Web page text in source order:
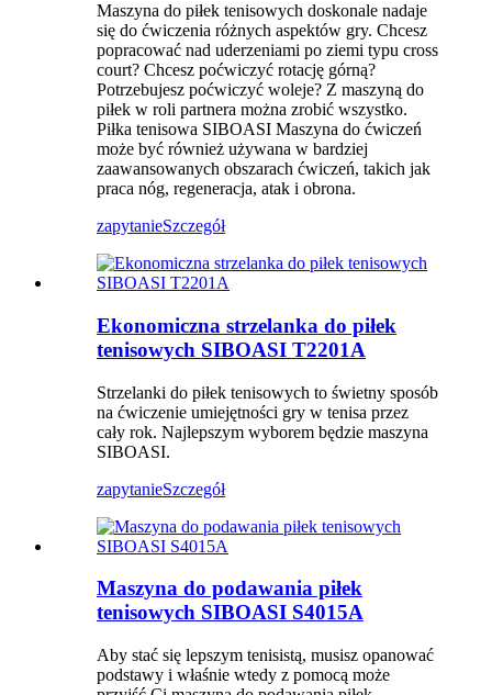
Maszyna do piłek tenisowych doskonale nadaje
się do ćwiczenia różnych aspektów gry. Chcesz
popracować nad uderzeniami po ziemi typu cross
court? Chcesz poćwiczyć rotację górną?
Potrzebujesz poćwiczyć woleje? Z maszyną do
piłek w roli partnera można zrobić wszystko.
Piłka tenisowa SIBOASI Maszyna do ćwiczeń
może być również używana w bardziej
zaawansowanych obszarach ćwiczeń, takich jak
praca nóg, regeneracja, atak i obrona.
zapytanieSzczegół
Ekonomiczna strzelanka do piłek
tenisowych SIBOASI T2201A
Strzelanki do piłek tenisowych to świetny sposób
na ćwiczenie umiejętności gry w tenisa przez
cały rok. Najlepszym wyborem będzie maszyna
SIBOASI.
zapytanieSzczegół
Maszyna do podawania piłek
tenisowych SIBOASI S4015A
Aby stać się lepszym tenisistą, musisz opanować
podstawy i właśnie wtedy z pomocą może